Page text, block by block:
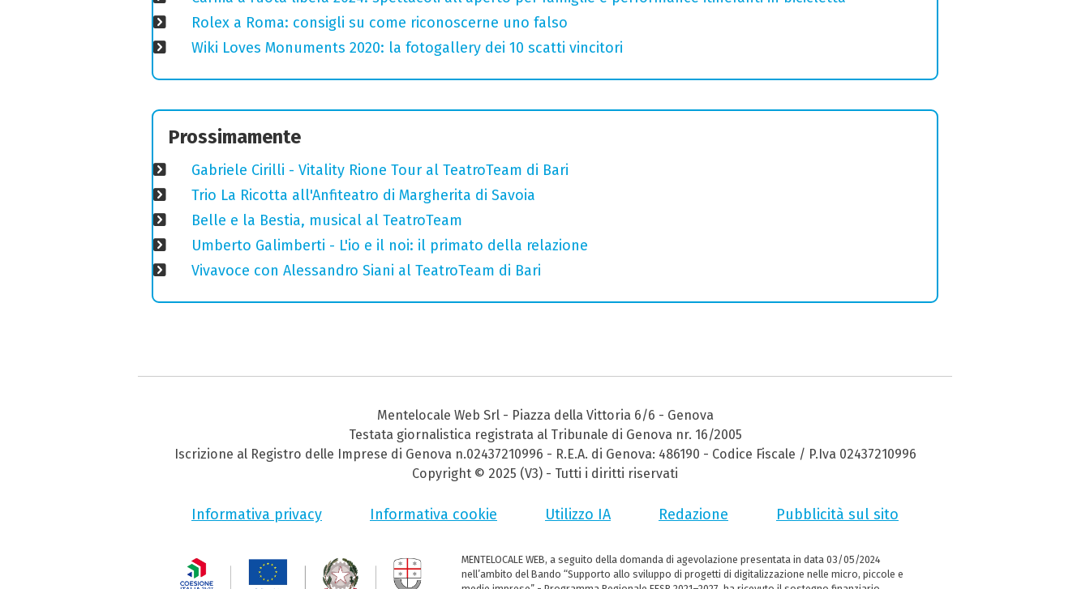
Rolex a Roma: consigli su come riconoscerne uno falso
Wiki Loves Monuments 2020: la fotogallery dei 10 scatti vincitori
Prossimamente
Gabriele Cirilli - Vitality Rione Tour al TeatroTeam di Bari
Trio La Ricotta all'Anfiteatro di Margherita di Savoia
Belle e la Bestia, musical al TeatroTeam
Umberto Galimberti - L'io e il noi: il primato della relazione
Vivavoce con Alessandro Siani al TeatroTeam di Bari
Mentelocale Web Srl - Piazza della Vittoria 6/6 - Genova
Testata giornalistica registrata al Tribunale di Genova nr. 16/2005
Iscrizione al Registro delle Imprese di Genova n.02437210996 - R.E.A. di Genova: 486190 - Codice Fiscale / P.Iva 02437210996
Copyright © 2025 (V3) - Tutti i diritti riservati
Informativa privacy Informativa cookie Utilizzo IA Redazione Pubblicità sul sito
MENTELOCALE WEB, a seguito della domanda di agevolazione presentata in data 03/05/2024
nell’ambito del Bando “Supporto allo sviluppo di progetti di digitalizzazione nelle micro, piccole e